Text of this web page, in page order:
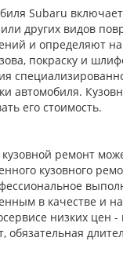
Subaru
других видов
и определяют
покраску и
автомобиля.
его стоимость.
ремонт
кузовного
в качестве и
низких цен
обязательная